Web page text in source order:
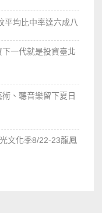
平均比中率達六成八
一代就是投資臺北
、聽音樂留下夏日
文化季8/22-23龍鳳